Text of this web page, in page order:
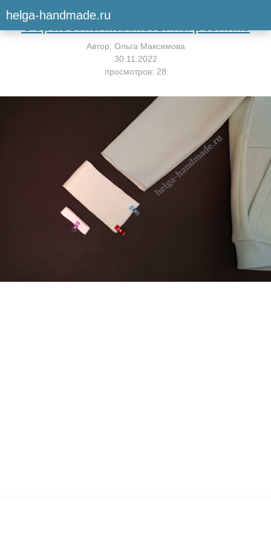
helga-handmade.ruВернуться к мастер-классу
Обработка манжеты на резинке
Автор: Ольга Максимова
30.11.2022
просмотров: 28